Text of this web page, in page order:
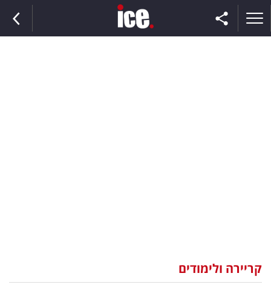
וצרכנות
קריירה ולימודים